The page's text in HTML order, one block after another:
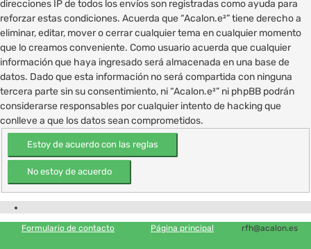
direcciones IP de todos los envíos son registradas como ayuda para
reforzar estas condiciones. Acuerda que “Acalon.e²” tiene derecho a
eliminar, editar, mover o cerrar cualquier tema en cualquier momento
que lo creamos conveniente. Como usuario acuerda que cualquier
información que haya ingresado será almacenada en una base de
datos. Dado que esta información no será compartida con ninguna
tercera parte sin su consentimiento, ni “Acalon.e²” ni phpBB podrán
considerarse responsables por cualquier intento de hacking que
conlleve a que los datos sean comprometidos.
Formulario de contacto Página principal rfh@acalon.es